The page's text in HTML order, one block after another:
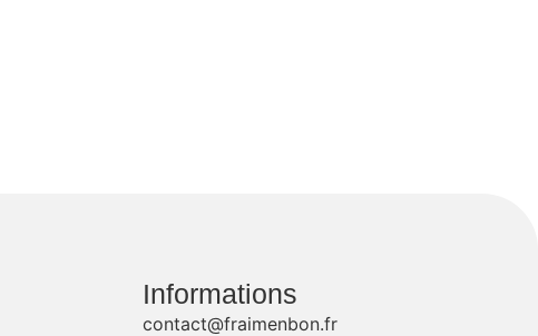
Informations
contact@fraimenbon.fr